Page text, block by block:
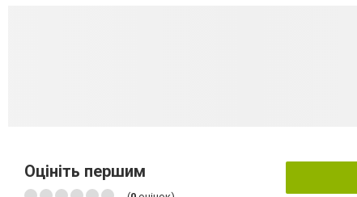
Оцініть першим